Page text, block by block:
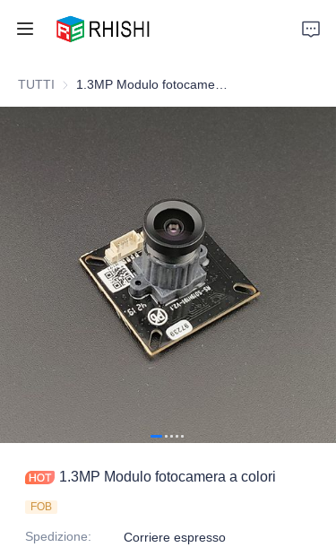
TUTTI
1.3MP Modulo fotocamera a colori
FOB
Spedizione:
Corriere espresso
Home
About Us
News
Support